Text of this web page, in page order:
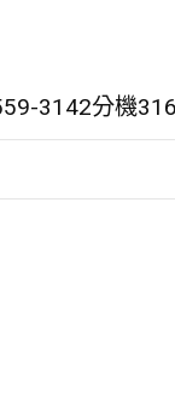
3142分機